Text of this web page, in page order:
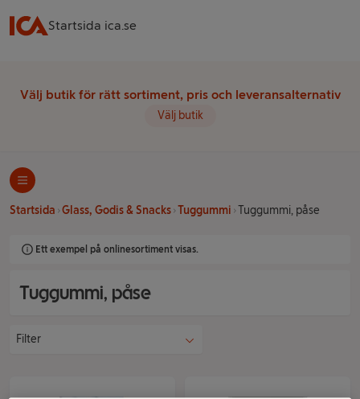
Startsida ica.se
Välj butik för rätt sortiment, pris och leveransalternativ
Välj butik
Startsida Glass, Godis & Snacks Tuggummi Tuggummi, påse
Ett exempel på onlinesortiment visas.
Tuggummi, påse
Filter